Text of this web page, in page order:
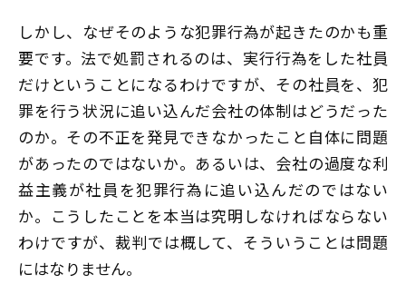
しかし、なぜそのような犯罪行為が起きたのかも重
要です。法で処罰されるのは、実行行為をした社員
だけということになるわけですが、その社員を、犯
罪を行う状況に追い込んだ会社の体制はどうだった
のか。その不正を発見できなかったこと自体に問題
があったのではないか。あるいは、会社の過度な利
益主義が社員を犯罪行為に追い込んだのではない
か。こうしたことを本当は究明しなければならない
わけですが、裁判では概して、そういうことは問題
にはなりません。